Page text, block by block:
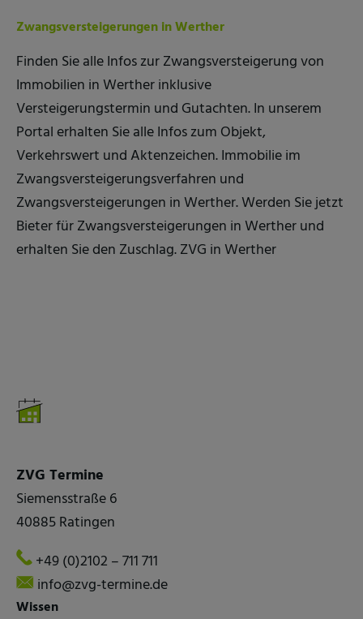
Zwangsversteigerungen in Werther
Finden Sie alle Infos zur Zwangsversteigerung von
Immobilien in Werther inklusive
Versteigerungstermin und Gutachten. In unserem
Portal erhalten Sie alle Infos zum Objekt,
Verkehrswert und Aktenzeichen. Immobilie im
Zwangsversteigerungsverfahren und
Zwangsversteigerungen in Werther. Werden Sie jetzt
Bieter für Zwangsversteigerungen in Werther und
erhalten Sie den Zuschlag. ZVG in Werther
ZVG Termine
Siemensstraße 6
40885 Ratingen
+49 (0)2102 – 711 711
info@zvg-termine.de
Wissen